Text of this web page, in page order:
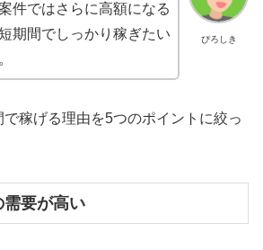
ぴろしき
件ではさらに高額になる
期間でしっかり稼ぎたい
稼げる理由を5つのポイントに絞っ
需要が高い